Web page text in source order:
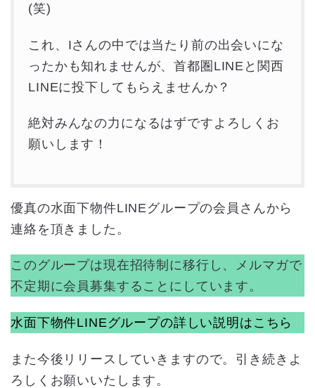
(笑)
これ、Iさんの中では当たり前の出会いにな
ったかも知れませんが、首都圏LINEと関西
LINEに投下してもらえませんか？
絶対みんなの力になるはずですよろしくお
願いします！
優真の水面下物件LINEグループの会員さんから
連絡を頂きました。
このグループは現在招待制に移行し、メルマガで
不定期に会員募集することにしています。
水面下物件LINEグループの詳しい説明はこちら
また今後リリースしていきますので。引き続きよ
ろしくお願いいたします。